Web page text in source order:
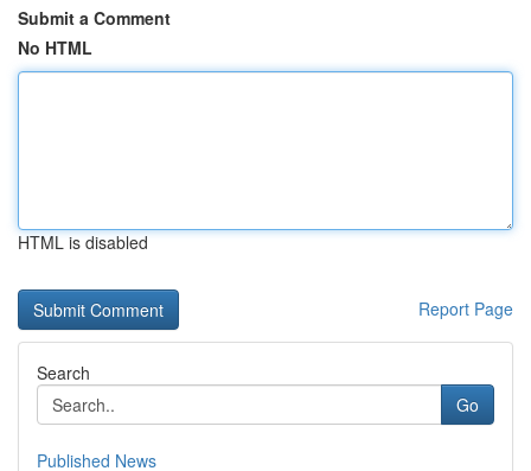
Submit a Comment
No HTML
HTML is disabled
Report Page
Search
Go
Published News